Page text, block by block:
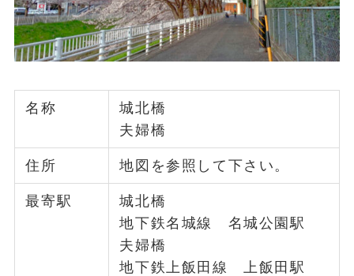
名称
城北橋
夫婦橋
住所 地図を参照して下さい。
最寄駅
城北橋
地下鉄名城線 名城公園駅
夫婦橋
地下鉄上飯田線 上飯田駅